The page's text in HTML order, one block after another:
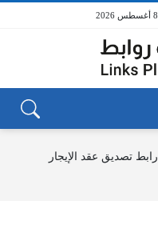
رابط تصديق عقد الإيجار